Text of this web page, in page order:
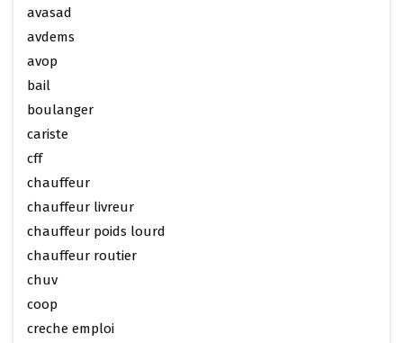
avasad
avdems
avop
bail
boulanger
cariste
cff
chauffeur
chauffeur livreur
chauffeur poids lourd
chauffeur routier
chuv
coop
creche emploi